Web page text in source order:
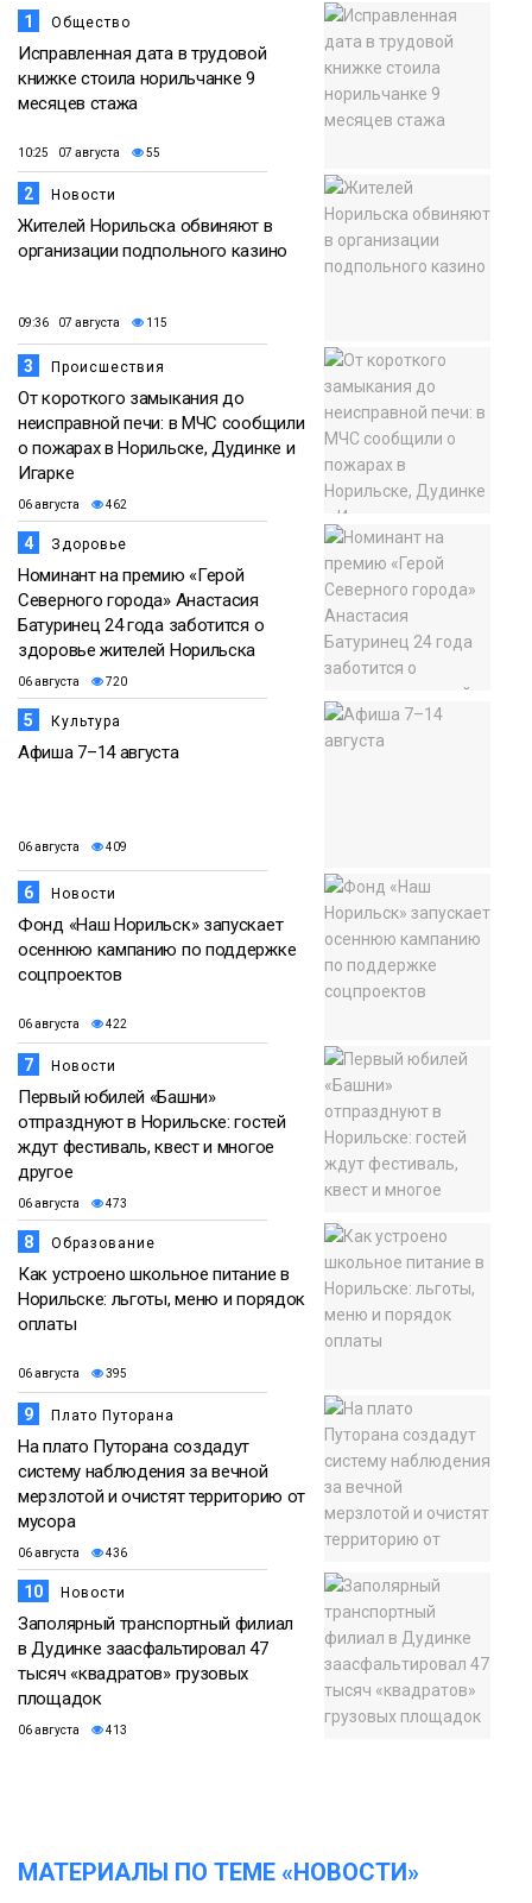
1 Общество
Исправленная дата в трудовой
книжке стоила норильчанке 9
месяцев стажа
10:25 07 августа 55
2 Новости
Жителей Норильска обвиняют в
организации подпольного казино
09:36 07 августа 115
3 Происшествия
От короткого замыкания до
неисправной печи: в МЧС сообщили
о пожарах в Норильске, Дудинке и
Игарке
06 августа 462
4 Здоровье
Номинант на премию «Герой
Северного города» Анастасия
Батуринец 24 года заботится о
здоровье жителей Норильска
06 августа 720
5 Культура
Афиша 7–14 августа
06 августа 409
6 Новости
Фонд «Наш Норильск» запускает
осеннюю кампанию по поддержке
соцпроектов
06 августа 422
7 Новости
Первый юбилей «Башни»
отпразднуют в Норильске: гостей
ждут фестиваль, квест и многое
другое
06 августа 473
8 Образование
Как устроено школьное питание в
Норильске: льготы, меню и порядок
оплаты
06 августа 395
9 Плато Путорана
На плато Путорана создадут
систему наблюдения за вечной
мерзлотой и очистят территорию от
мусора
06 августа 436
10 Новости
Заполярный транспортный филиал
в Дудинке заасфальтировал 47
тысяч «квадратов» грузовых
площадок
06 августа 413
МАТЕРИАЛЫ ПО ТЕМЕ «НОВОСТИ»